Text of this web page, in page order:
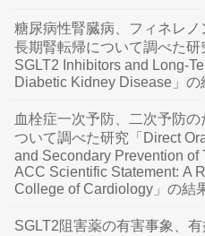
糖尿病性腎臓病、フィネレノ
長期腎転帰について調べた
SGLT2 Inhibitors and Long-
Diabetic Kidney Disease」の
血栓症一次予防、二次予防
ついて調べた研究「Direct
and Secondary Prevention of
ACC Scientific Statement: A
College of Cardiology」の結
SGLT2阻害薬の有害事象、